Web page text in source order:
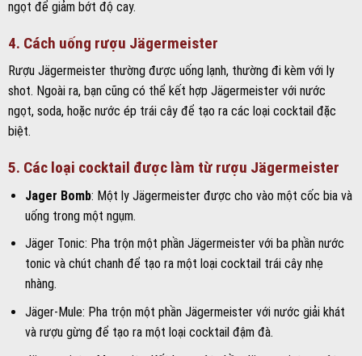
ngọt để giảm bớt độ cay.
4. Cách uống rượu Jägermeister
Rượu Jägermeister thường được uống lạnh, thường đi kèm với ly
shot. Ngoài ra, bạn cũng có thể kết hợp Jägermeister với nước
ngọt, soda, hoặc nước ép trái cây để tạo ra các loại cocktail đặc
biệt.
5. Các loại cocktail được làm từ rượu Jägermeister
Jager Bomb: Một ly Jägermeister được cho vào một cốc bia và
uống trong một ngụm.
Jäger Tonic: Pha trộn một phần Jägermeister với ba phần nước
tonic và chút chanh để tạo ra một loại cocktail trái cây nhẹ
nhàng.
Jäger-Mule: Pha trộn một phần Jägermeister với nước giải khát
và rượu gừng để tạo ra một loại cocktail đậm đà.